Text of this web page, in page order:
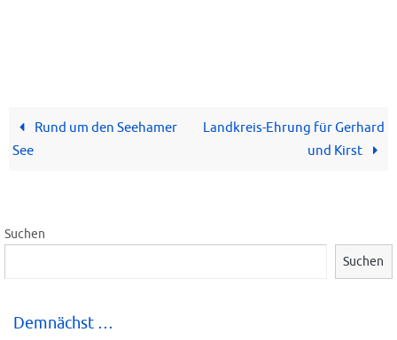
Rund um den Seehamer
See
Landkreis-Ehrung für Gerhard
und Kirst
Suchen
Suchen
Demnächst …